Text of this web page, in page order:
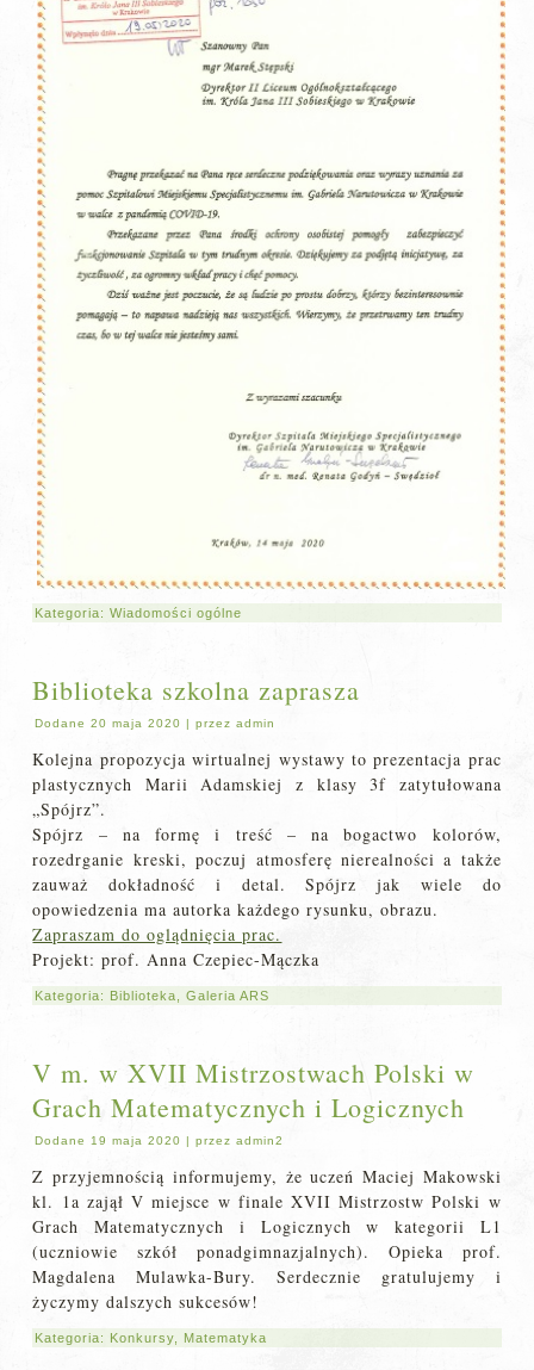
Kategoria:Wiadomości ogólne
Biblioteka szkolna zaprasza
Dodane 20 maja 2020 |przez admin
Kolejna propozycja wirtualnej wystawy to prezentacja prac
plastycznych Marii Adamskiej z klasy 3f zatytułowana
„Spójrz”.
Spójrz – na formę i treść – na bogactwo kolorów,
rozedrganie kreski, poczuj atmosferę nierealności a także
zauważ dokładność i detal. Spójrz jak wiele do
opowiedzenia ma autorka każdego rysunku, obrazu.
Zapraszam do oglądnięcia prac.
Projekt: prof. Anna Czepiec-Mączka
Kategoria: Biblioteka ,Galeria ARS
V m. w XVII Mistrzostwach Polski w
Grach Matematycznych i Logicznych
Dodane 19 maja 2020 |przez admin2
Z przyjemnością informujemy, że uczeń Maciej Makowski
kl. 1a zajął V miejsce w finale XVII Mistrzostw Polski w
Grach Matematycznych i Logicznych w kategorii L1
(uczniowie szkół ponadgimnazjalnych). Opieka prof.
Magdalena Mulawka-Bury. Serdecznie gratulujemy i
życzymy dalszych sukcesów!
Kategoria: Konkursy Matematyka